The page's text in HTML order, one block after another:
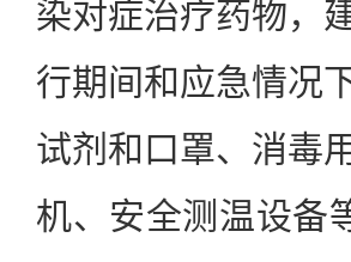
染对症治疗药物，
行期间和应急情况
试剂和口罩、消毒
机、安全测温设备